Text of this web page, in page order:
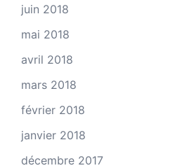
juin 2018
mai 2018
avril 2018
mars 2018
février 2018
janvier 2018
décembre 2017